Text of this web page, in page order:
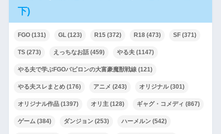
下)
FGO(131) GL(123) R15(372) R18(473) SF(371)
TS(273) えっちなお話(459) やる夫(1147)
やる夫で学ぶFGOバビロンの大富豪魔獣戦線(121)
やる夫スレまとめ(176) アニメ (243) オリジナル(301)
オリジナル作品(1397) オリ主(128) ギャグ・コメディ (867)
ゲーム (384) ダンジョン(253) ハーメルン(542)